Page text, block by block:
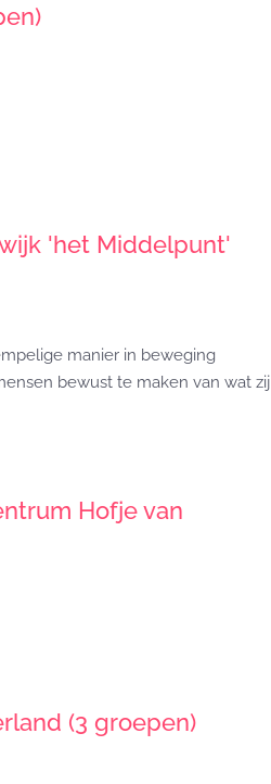
'het Middelpunt'
manier in beweging
bewust te maken van wat zij
Hofje van
(3 groepen)